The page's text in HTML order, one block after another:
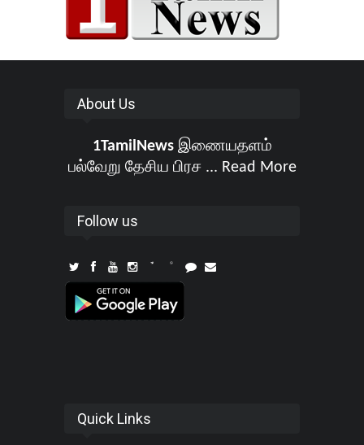
About Us
1TamilNewsஇணையதளம்
பல்வேறு தேசிய பிரச ... Read More
Follow us
Quick Links